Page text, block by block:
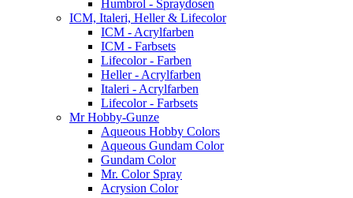
Humbrol - Spraydosen
ICM, Italeri, Heller & Lifecolor
ICM - Acrylfarben
ICM - Farbsets
Lifecolor - Farben
Heller - Acrylfarben
Italeri - Acrylfarben
Lifecolor - Farbsets
Mr Hobby-Gunze
Aqueous Hobby Colors
Aqueous Gundam Color
Gundam Color
Mr. Color Spray
Acrysion Color